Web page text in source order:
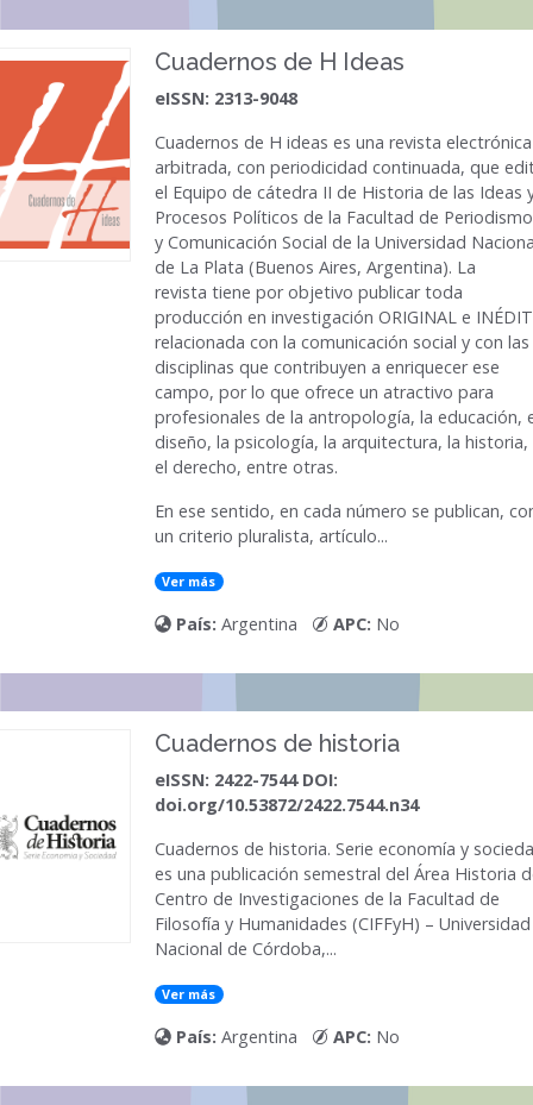
Cuadernos de H Ideas
eISSN: 2313-9048
Cuadernos de H ideas es una revista electrónica
arbitrada, con periodicidad continuada, que
el Equipo de cátedra II de Historia de las Ideas
Procesos Políticos de la Facultad de Periodismo
y Comunicación Social de la Universidad
de La Plata (Buenos Aires, Argentina). La
revista tiene por objetivo publicar toda
producción en investigación ORIGINAL e
relacionada con la comunicación social y con las
disciplinas que contribuyen a enriquecer ese
campo, por lo que ofrece un atractivo para
profesionales de la antropología, la educación,
diseño, la psicología, la arquitectura, la historia,
el derecho, entre otras.
En ese sentido, en cada número se publican,
un criterio pluralista, artículo...
Ver más
País: Argentina APC: No
Cuadernos de historia
eISSN: 2422-7544 DOI:
doi.org/10.53872/2422.7544.n34
Cuadernos de historia. Serie economía y
es una publicación semestral del Área Historia
Centro de Investigaciones de la Facultad de
Filosofía y Humanidades (CIFFyH) – Universidad
Nacional de Córdoba,...
Ver más
País: Argentina APC: No